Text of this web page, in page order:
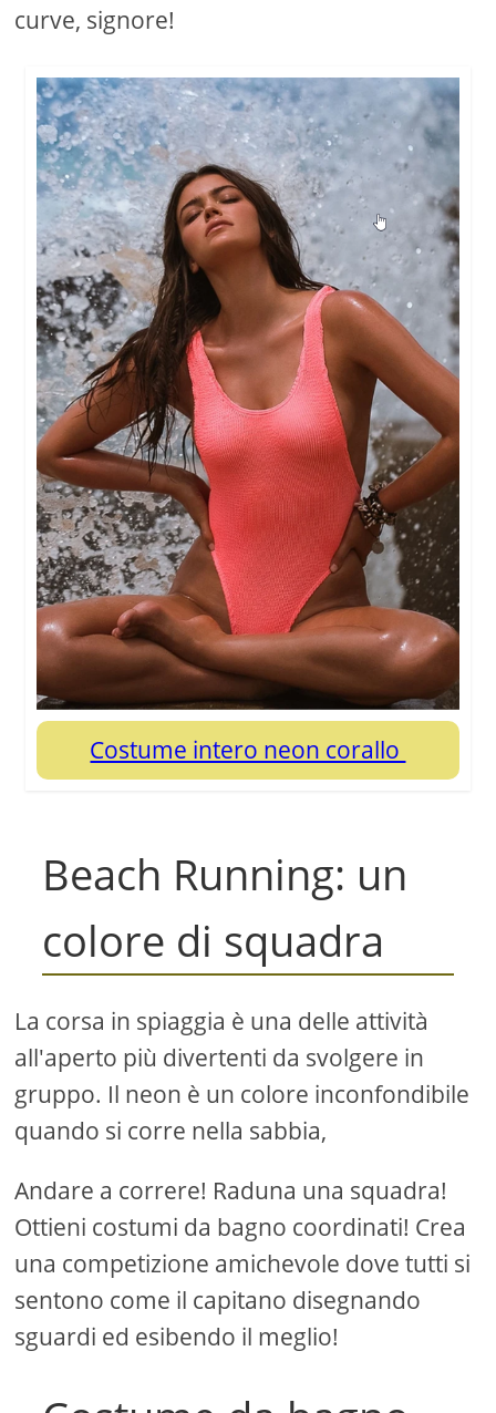
curve, signore!
Costume intero neon corallo
Beach Running: un
colore di squadra
La corsa in spiaggia è una delle attività
all'aperto più divertenti da svolgere in
gruppo. Il neon è un colore inconfondibile
quando si corre nella sabbia,
Andare a correre! Raduna una squadra!
Ottieni costumi da bagno coordinati! Crea
una competizione amichevole dove tutti si
sentono come il capitano disegnando
sguardi ed esibendo il meglio!